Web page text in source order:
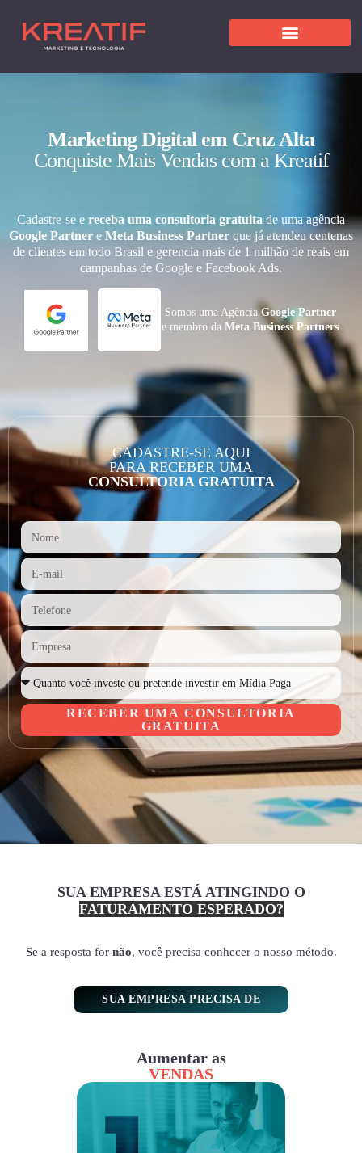
Marketing Digital em Cruz Alta
Conquiste Mais Vendas com a Kreatif
Cadastre-se e receba uma consultoria gratuita de uma agência
Google Partner e Meta Business Partner que já atendeu centenas
de clientes em todo Brasil e gerencia mais de 1 milhão de reais em
campanhas de Google e Facebook Ads.
Somos uma AgênciaGoogle Partner
e membro daMeta Business Partners
CADASTRE-SE AQUI
PARA RECEBER UMA
CONSULTORIA GRATUITA
RECEBER UMA CONSULTORIA
GRATUITA
SUA EMPRESA ESTÁ ATINGINDO O
FATURAMENTO ESPERADO?
Se a resposta for não, você precisa conhecer o nosso método.
SUA EMPRESA PRECISA DE
Aumentar as
VENDAS